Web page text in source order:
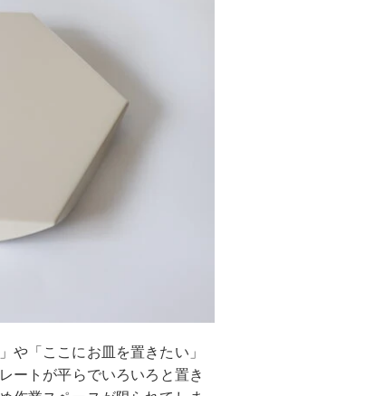
や「ここにお皿を置きたい」
ートが平らでいろいろと置き